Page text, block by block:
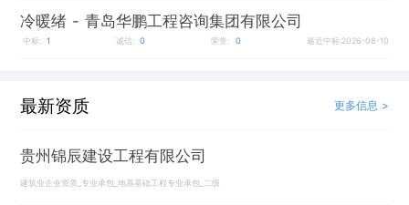
冷暖绪 - 青岛华鹏工程咨询集团有限公司
中标: 1 诚信: 0 荣誉: 0 最近中标:2026-08-10
最新资质 更多信息 >
贵州锦辰建设工程有限公司
建筑业企业资质_专业承包_地基基础工程专业承包_二级